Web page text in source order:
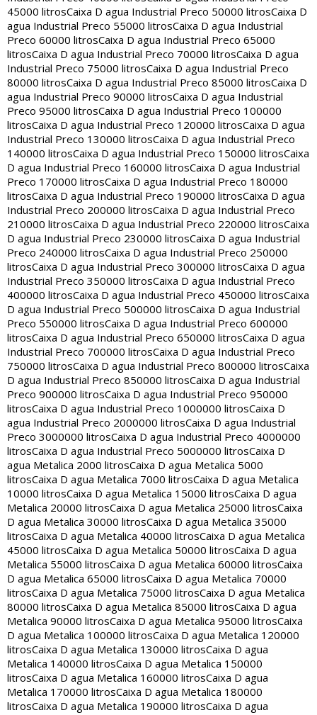
45000 litrosCaixa D agua Industrial Preco 50000 litrosCaixa D
agua Industrial Preco 55000 litrosCaixa D agua Industrial
Preco 60000 litrosCaixa D agua Industrial Preco 65000
litrosCaixa D agua Industrial Preco 70000 litrosCaixa D agua
Industrial Preco 75000 litrosCaixa D agua Industrial Preco
80000 litrosCaixa D agua Industrial Preco 85000 litrosCaixa D
agua Industrial Preco 90000 litrosCaixa D agua Industrial
Preco 95000 litrosCaixa D agua Industrial Preco 100000
litrosCaixa D agua Industrial Preco 120000 litrosCaixa D agua
Industrial Preco 130000 litrosCaixa D agua Industrial Preco
140000 litrosCaixa D agua Industrial Preco 150000 litrosCaixa
D agua Industrial Preco 160000 litrosCaixa D agua Industrial
Preco 170000 litrosCaixa D agua Industrial Preco 180000
litrosCaixa D agua Industrial Preco 190000 litrosCaixa D agua
Industrial Preco 200000 litrosCaixa D agua Industrial Preco
210000 litrosCaixa D agua Industrial Preco 220000 litrosCaixa
D agua Industrial Preco 230000 litrosCaixa D agua Industrial
Preco 240000 litrosCaixa D agua Industrial Preco 250000
litrosCaixa D agua Industrial Preco 300000 litrosCaixa D agua
Industrial Preco 350000 litrosCaixa D agua Industrial Preco
400000 litrosCaixa D agua Industrial Preco 450000 litrosCaixa
D agua Industrial Preco 500000 litrosCaixa D agua Industrial
Preco 550000 litrosCaixa D agua Industrial Preco 600000
litrosCaixa D agua Industrial Preco 650000 litrosCaixa D agua
Industrial Preco 700000 litrosCaixa D agua Industrial Preco
750000 litrosCaixa D agua Industrial Preco 800000 litrosCaixa
D agua Industrial Preco 850000 litrosCaixa D agua Industrial
Preco 900000 litrosCaixa D agua Industrial Preco 950000
litrosCaixa D agua Industrial Preco 1000000 litrosCaixa D
agua Industrial Preco 2000000 litrosCaixa D agua Industrial
Preco 3000000 litrosCaixa D agua Industrial Preco 4000000
litrosCaixa D agua Industrial Preco 5000000 litrosCaixa D
agua Metalica 2000 litrosCaixa D agua Metalica 5000
litrosCaixa D agua Metalica 7000 litrosCaixa D agua Metalica
10000 litrosCaixa D agua Metalica 15000 litrosCaixa D agua
Metalica 20000 litrosCaixa D agua Metalica 25000 litrosCaixa
D agua Metalica 30000 litrosCaixa D agua Metalica 35000
litrosCaixa D agua Metalica 40000 litrosCaixa D agua Metalica
45000 litrosCaixa D agua Metalica 50000 litrosCaixa D agua
Metalica 55000 litrosCaixa D agua Metalica 60000 litrosCaixa
D agua Metalica 65000 litrosCaixa D agua Metalica 70000
litrosCaixa D agua Metalica 75000 litrosCaixa D agua Metalica
80000 litrosCaixa D agua Metalica 85000 litrosCaixa D agua
Metalica 90000 litrosCaixa D agua Metalica 95000 litrosCaixa
D agua Metalica 100000 litrosCaixa D agua Metalica 120000
litrosCaixa D agua Metalica 130000 litrosCaixa D agua
Metalica 140000 litrosCaixa D agua Metalica 150000
litrosCaixa D agua Metalica 160000 litrosCaixa D agua
Metalica 170000 litrosCaixa D agua Metalica 180000
litrosCaixa D agua Metalica 190000 litrosCaixa D agua